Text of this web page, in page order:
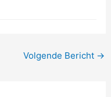
Volgende Bericht →